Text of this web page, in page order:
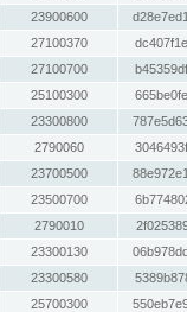
23900600
27100370
27100700
25100300
23300800
2790060
23700500
23500700
2790010
23300130
23300580
25700300